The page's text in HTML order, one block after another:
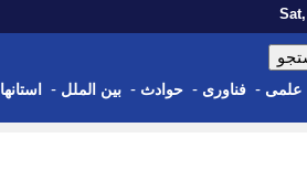
علمی - فناوری - حوادث - بین الملل - استانها